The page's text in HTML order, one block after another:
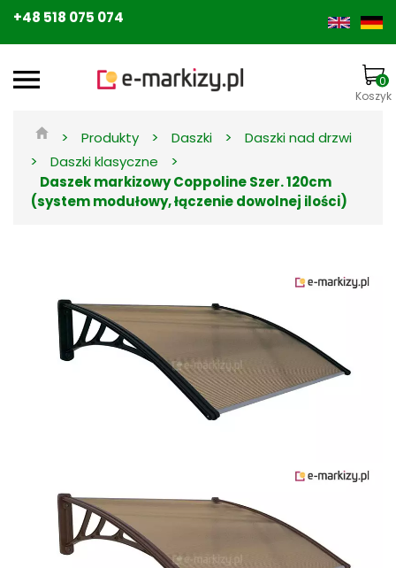
+48 518 075 074
0
Koszyk
> Produkty > Daszki > Daszki nad drzwi
> Daszki klasyczne >
Daszek markizowy Coppoline Szer. 120cm
(system modułowy, łączenie dowolnej ilości)